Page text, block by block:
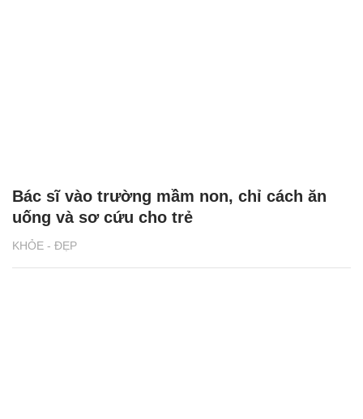
KHỎE - ĐẸP
Bác sĩ vào trường mầm non, chỉ cách ăn
uống và sơ cứu cho trẻ